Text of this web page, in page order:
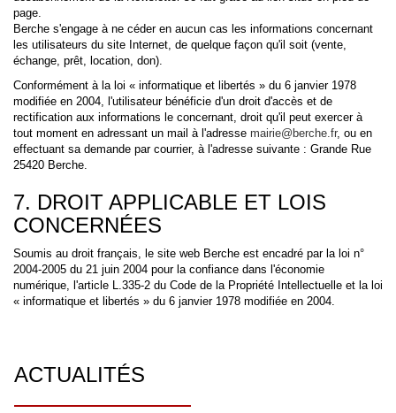
page.
Berche s'engage à ne céder en aucun cas les informations concernant
les utilisateurs du site Internet, de quelque façon qu'il soit (vente,
échange, prêt, location, don).
Conformément à la loi « informatique et libertés » du 6 janvier 1978
modifiée en 2004, l'utilisateur bénéficie d'un droit d'accès et de
rectification aux informations le concernant, droit qu'il peut exercer à
tout moment en adressant un mail à l'adresse mairie@berche.fr, ou en
effectuant sa demande par courrier, à l'adresse suivante : Grande Rue
25420 Berche.
7. DROIT APPLICABLE ET LOIS
CONCERNÉES
Soumis au droit français, le site web Berche est encadré par la loi n°
2004-2005 du 21 juin 2004 pour la confiance dans l'économie
numérique, l'article L.335-2 du Code de la Propriété Intellectuelle et la loi
« informatique et libertés » du 6 janvier 1978 modifiée en 2004.
ACTUALITÉS